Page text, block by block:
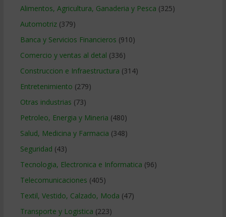
Alimentos, Agricultura, Ganaderia y Pesca (325)
Automotriz(379)
Banca y Servicios Financieros (910)
Comercio y ventas al detal (336)
Construccion e Infraestructura (314)
Entretenimiento (279)
Otras industrias (73)
Petroleo, Energia y Mineria (480)
Salud, Medicina y Farmacia (348)
Seguridad (43)
Tecnologia, Electronica e Informatica (96)
Telecomunicaciones (405)
Textil, Vestido, Calzado, Moda (47)
Transporte y Logistica (223)